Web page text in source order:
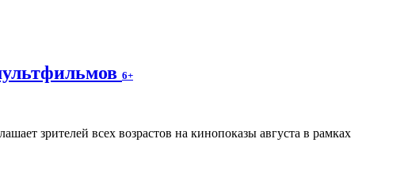
6+
зрителей всех возрастов на кинопоказы августа в рамках